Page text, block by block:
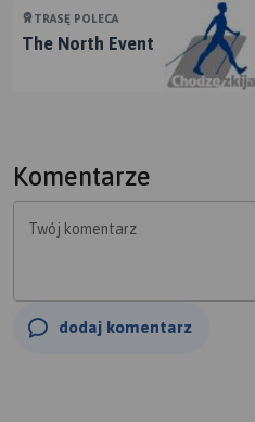
TRASĘ POLECA
The North Event
Komentarze
Twój komentarz
dodaj komentarz